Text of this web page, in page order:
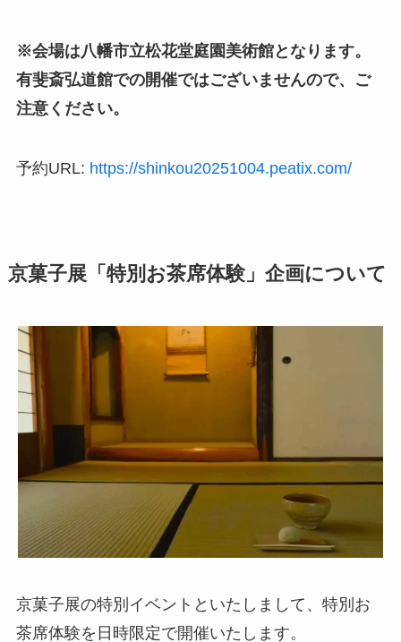
※会場は八幡市立松花堂庭園美術館となります。
有斐斎弘道館での開催ではございませんので、ご
注意ください。
予約URL: https://shinkou20251004.peatix.com/
京菓子展「特別お茶席体験」企画について
京菓子展の特別イベントといたしまして、特別お
茶席体験を日時限定で開催いたします。